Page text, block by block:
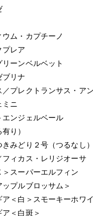
ム・カプチーノ
プレア
ーンベルベット
ブリナ
プレクトランサス・ア
ミニ
エンジェルベール
り）
みどり２号（つるなし）
フィカス・レリジオーサ
スーパーエルフィン
プルブロッサム＞
＜白＞スモーキーホワ
＜白斑＞